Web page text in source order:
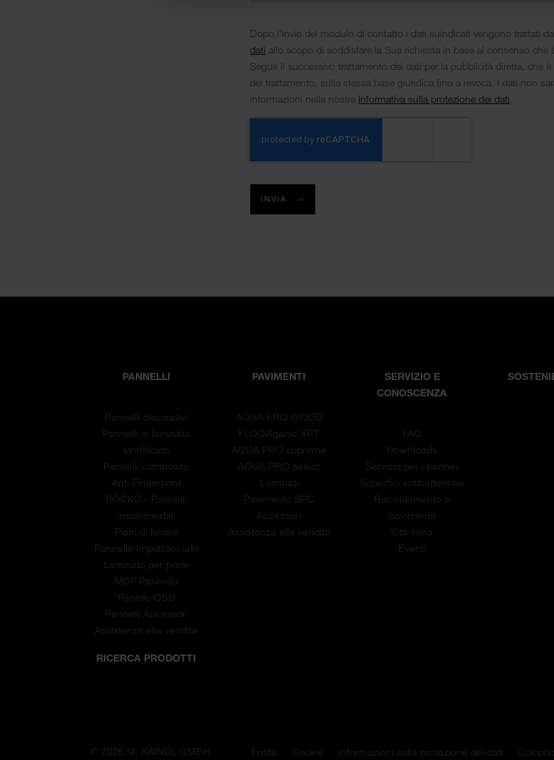
Dopo l’invio del modulo di contatto i dati suindicati vengono trattati
dati allo scopo di soddisfare la Sua richiesta in base al consenso che
Segue il successivo trattamento dei dati per la pubblicità diretta, che
del trattamento, sulla stessa base giuridica fino a revoca. I dati non
informazioni nella nostra Informativa sulla protezione dei dati
INVIA
PANNELLI
Pannelli decorativi
Pannelli in laminato
stratificato
Pannelli composito
Anti-Fingerprint
ROCKO - Pannelli
impermeabili
Piani di lavoro
Pannello Impiallacciato
Laminato per porte
MDF Pannello
Panello OSB
Pannelli Accessori
Assistenza alla vendita
PAVIMENTI
AQUA PRO WOOD
FLOORganic XPT
AQUA PRO supreme
AQUA PRO select
Laminati
Pavimento SPC
Accessori
Assistenza alla vendita
SERVIZIO E
CONOSCENZA
FAQ
Downloads
Servizio per i partner
Superfici antibatteriche
Riscaldamento a
pavimento
Vita sana
Eventi
RICERCA PRODOTTI
Entità Cookie Informazioni sulla protezione dei dati
© 2026 M. KAINDL GMBH